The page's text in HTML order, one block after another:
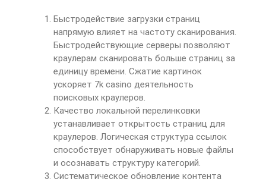
Быстродействие загрузки страниц
напрямую влияет на частоту сканирования.
Быстродействующие серверы позволяют
краулерам сканировать больше страниц за
единицу времени. Сжатие картинок
ускоряет 7k casino деятельность
поисковых краулеров.
Качество локальной перелинковки
устанавливает открытость страниц для
краулеров. Логическая структура ссылок
способствует обнаруживать новые файлы
и осознавать структуру категорий.
Систематическое обновление контента